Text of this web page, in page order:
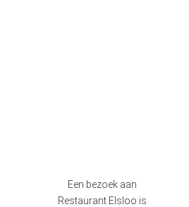
Een bezoek aan
Restaurant Elsloo is